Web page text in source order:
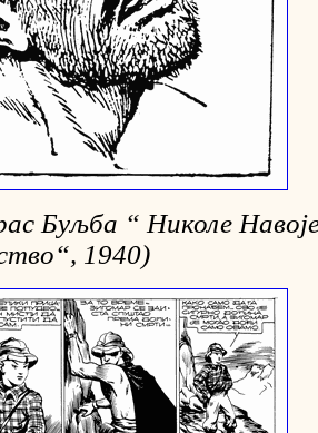
Буљба “ Николе
1940)